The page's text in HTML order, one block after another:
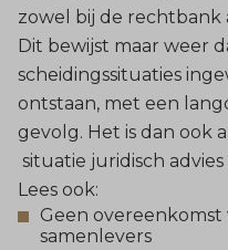
zowel bij de rechtbank
Dit bewijst maar weer
scheidingssituaties
ontstaan, met een
gevolg. Het is dan ook
situatie juridisch
Lees ook:
Geen
samenlevers